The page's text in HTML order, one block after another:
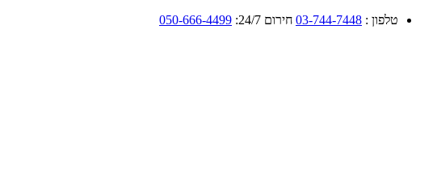
טלפון : 03-744-7448 חירום 24/7: 050-666-4499